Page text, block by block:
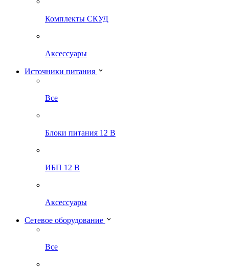
Комплекты СКУД
Аксессуары
Источники питания
Все
Блоки питания 12 В
ИБП 12 В
Аксессуары
Сетевое оборудование
Все